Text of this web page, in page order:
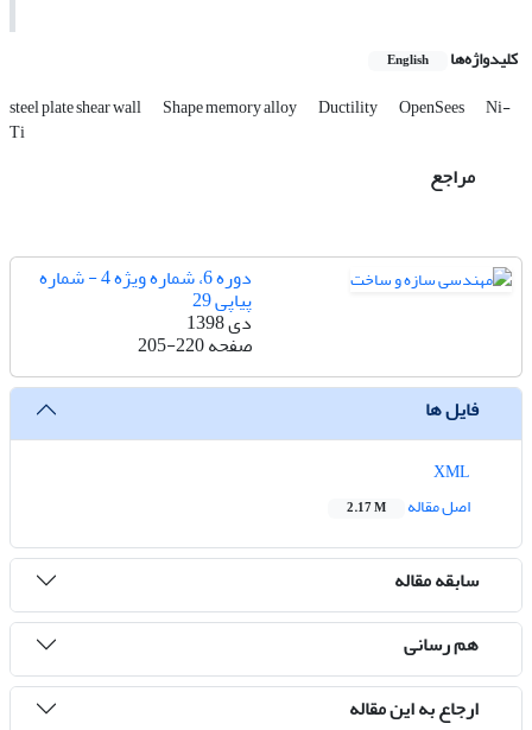
کلیدواژه‌ها English
steel plate shear wall Shape memory alloy Ductility OpenSees Ni-
Ti
مراجع
دوره 6، شماره ویژه 4 - شماره
پیاپی 29
دی 1398
صفحه205-220
فایل ها
اصل مقاله
2.17 M
سابقه مقاله
هم رسانی
ارجاع به این مقاله